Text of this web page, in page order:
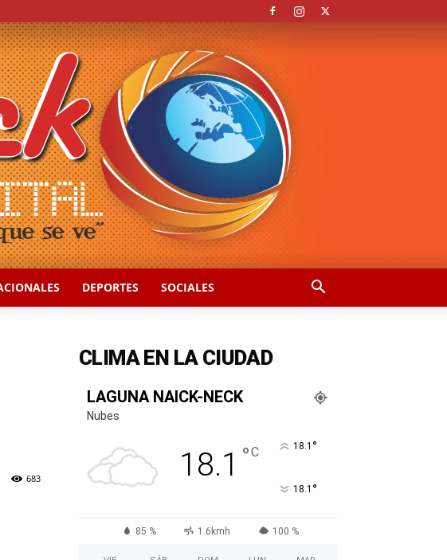
DEPORTES SOCIALES
683
CLIMA EN LA CIUDAD
LAGUNA NAICK-NECK
Nubes
18.1 °C 18.1 °
18.1 °
85 % 1.6kmh 100 %